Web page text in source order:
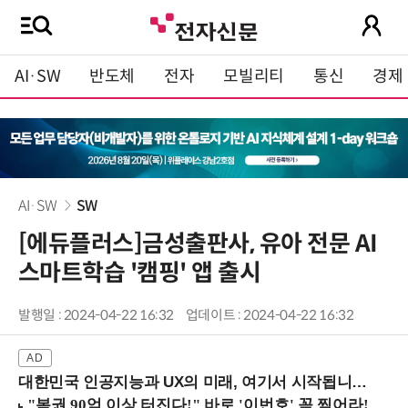
AI·SW 반도체 전자 모빌리티 통신 경제
AI·SW SW
[에듀플러스]금성출판사, 유아 전문 AI
스마트학습 '캠핑' 앱 출시
발행일 : 2024-04-22 16:32 업데이트 : 2024-04-22 16:32
대한민국 인공지능과 UX의 미래, 여기서 시작됩니다! (9/2 강남역)